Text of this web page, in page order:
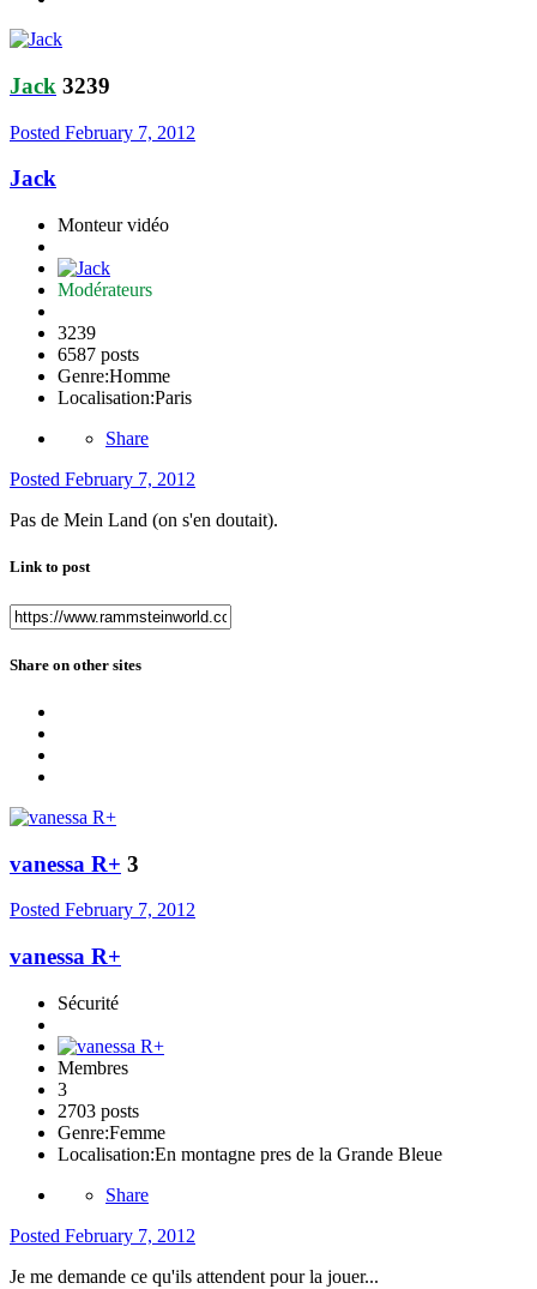
Jack 3239
Posted February 7, 2012
Jack
Monteur vidéo
Modérateurs
3239
6587 posts
Genre:Homme
Localisation:Paris
Share
Posted February 7, 2012
Pas de Mein Land (on s'en doutait).
Link to post
Share on other sites
vanessa R+ 3
Posted February 7, 2012
vanessa R+
Sécurité
Membres
3
2703 posts
Genre:Femme
Localisation:En montagne pres de la Grande Bleue
Share
Posted February 7, 2012
Je me demande ce qu'ils attendent pour la jouer...